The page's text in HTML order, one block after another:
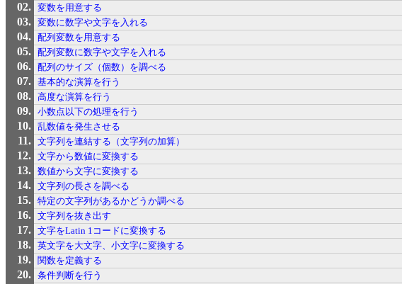
変数を用意する
変数に数字や文字を入れる
配列変数を用意する
配列変数に数字や文字を入れる
配列のサイズ（個数）を調べる
基本的な演算を行う
高度な演算を行う
小数点以下の処理を行う
乱数値を発生させる
文字列を連結する（文字列の加算）
文字から数値に変換する
数値から文字に変換する
文字列の長さを調べる
特定の文字列があるかどうか調べる
文字列を抜き出す
文字をLatin 1コードに変換する
英文字を大文字、小文字に変換する
関数を定義する
条件判断を行う